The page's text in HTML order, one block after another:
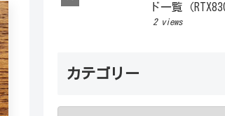
ド一覧（
2 views
カテゴリー